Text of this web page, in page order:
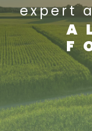
expert